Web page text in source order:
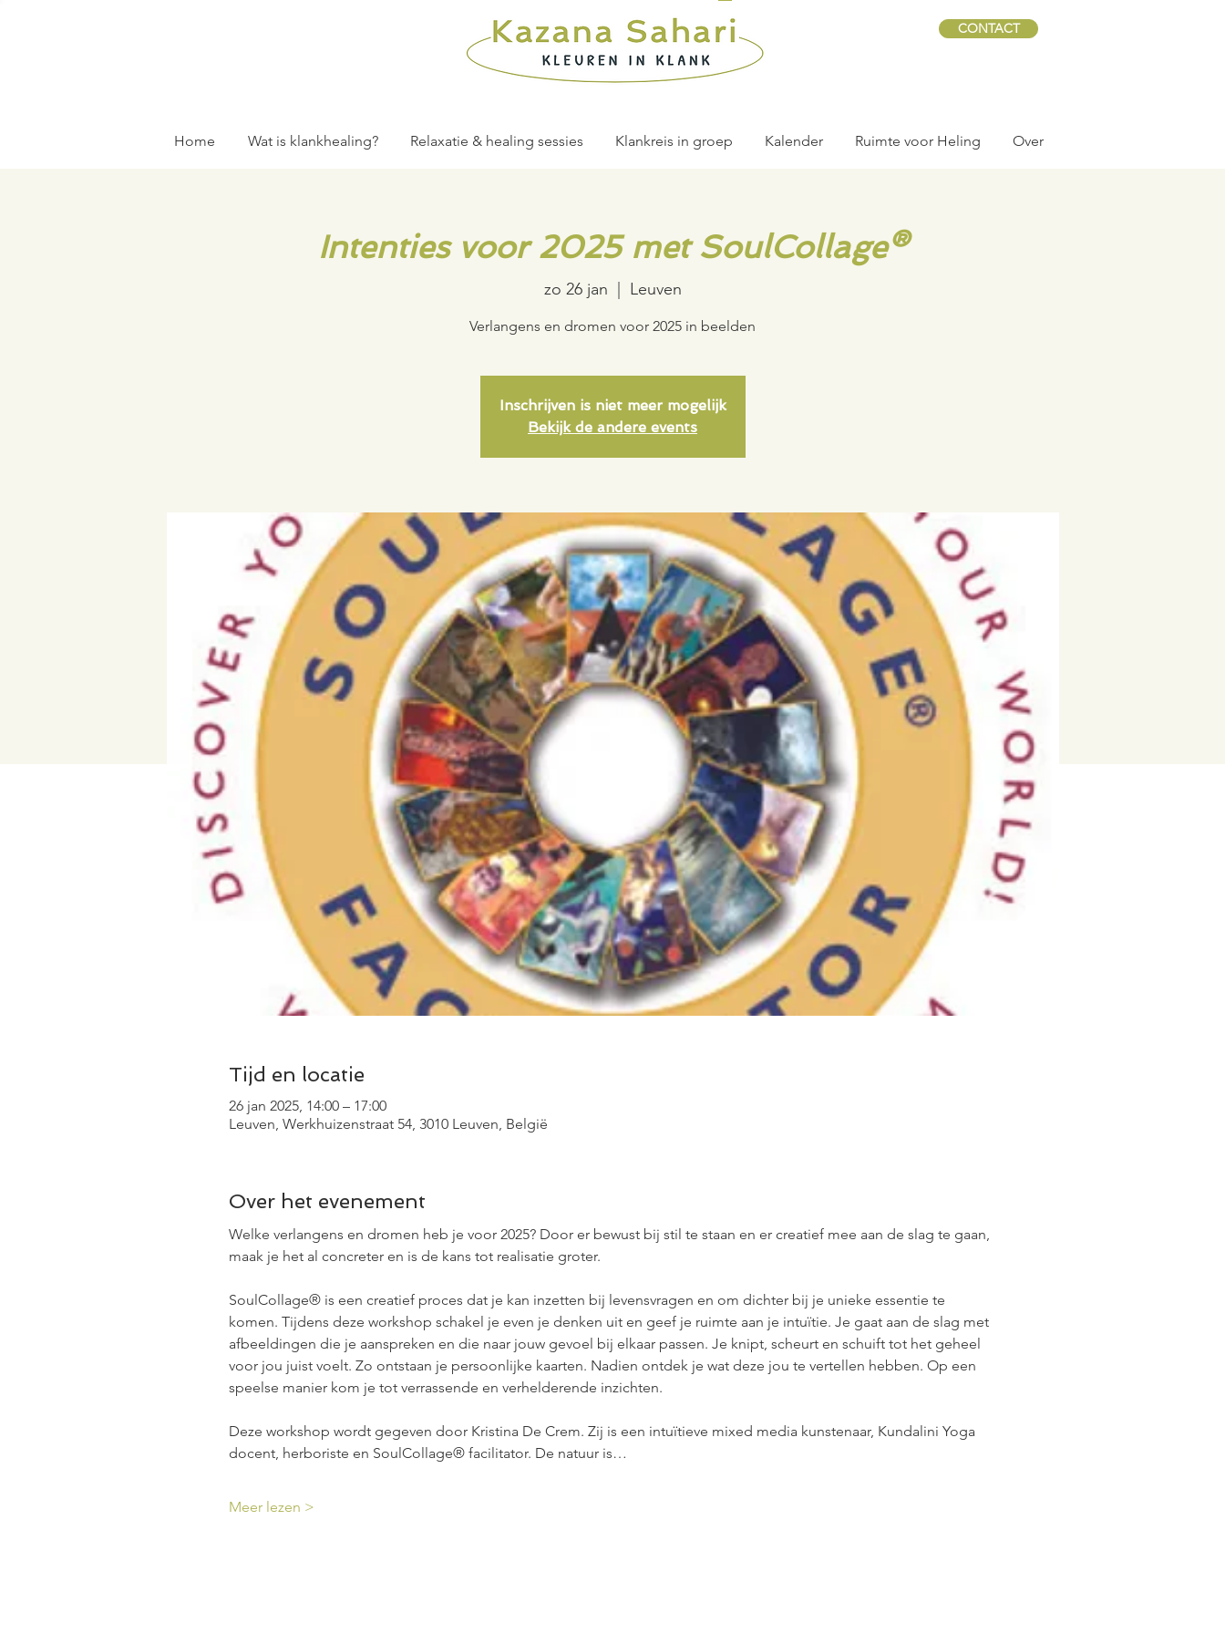
CONTACT
Home Wat is klankhealing? Relaxatie & healing sessies Klankreis in groep Kalender Ruimte voor Heling Over
Intenties voor 2025 met SoulCollage®
zo 26 jan Leuven
Verlangens en dromen voor 2025 in beelden
Inschrijven is niet meer mogelijk
Bekijk de andere events
Tijd en locatie
26 jan 2025, 14:00 – 17:00
Leuven, Werkhuizenstraat 54, 3010 Leuven, België
Over het evenement
Welke verlangens en dromen heb je voor 2025? Door er bewust bij stil te staan en er creatief mee aan de slag te gaan,
maak je het al concreter en is de kans tot realisatie groter.
SoulCollage® is een creatief proces dat je kan inzetten bij levensvragen en om dichter bij je unieke essentie te
komen. Tijdens deze workshop schakel je even je denken uit en geef je ruimte aan je intuïtie. Je gaat aan de slag met
afbeeldingen die je aanspreken en die naar jouw gevoel bij elkaar passen. Je knipt, scheurt en schuift tot het geheel
voor jou juist voelt. Zo ontstaan je persoonlijke kaarten. Nadien ontdek je wat deze jou te vertellen hebben. Op een
speelse manier kom je tot verrassende en verhelderende inzichten.
Deze workshop wordt gegeven door Kristina De Crem. Zij is een intuïtieve mixed media kunstenaar, Kundalini Yoga
docent, herboriste en SoulCollage® facilitator. De natuur is…
Meer lezen >